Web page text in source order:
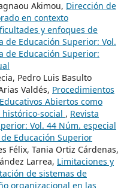
Akimou, Dirección de
en contexto
y enfoques de
de Educación Superior: Vol.
de Educación Superior:
Pedro Luis Basulto
Valdés, Procedimientos
Abiertos como
social , Revista
Vol. 44 Núm. especial
Educación Superior
Félix, Tania Ortiz Cárdenas,
Larrea, Limitaciones y
de sistemas de
organizacional en las